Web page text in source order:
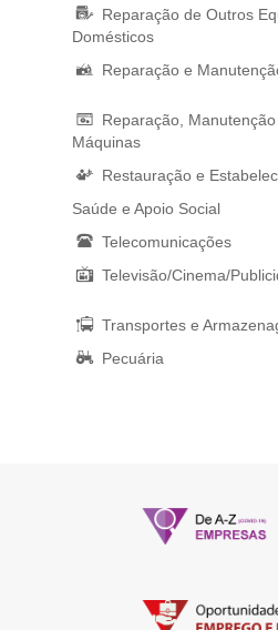
Reparação de Outros
Domésticos
Reparação e
Reparação,
Máquinas
Restauração e
Saúde e Apoio Social
Telecomunicações
Televisão/Cinema/
Transportes e
Pecuária